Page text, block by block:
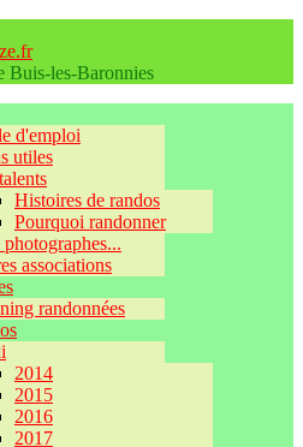
Buis-les-Baronnies
d'emploi
utiles
Histoires de randos
Pourquoi randonner
associations
randonnées
2014
2015
2016
2017